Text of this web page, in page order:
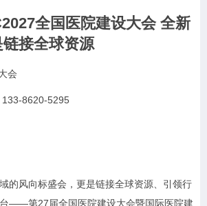
全国医院建设大会 全新
链接全球资源
会
133-8620-5295
的风向标盛会，更是链接全球资源、引领行
——第27届全国医院建设大会暨国际医院建